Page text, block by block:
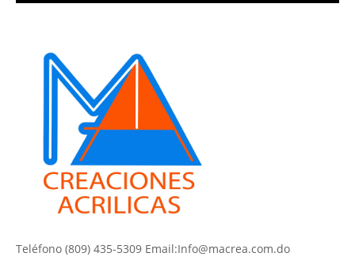
Teléfono (809) 435-5309 Email:Info@macrea.com.do